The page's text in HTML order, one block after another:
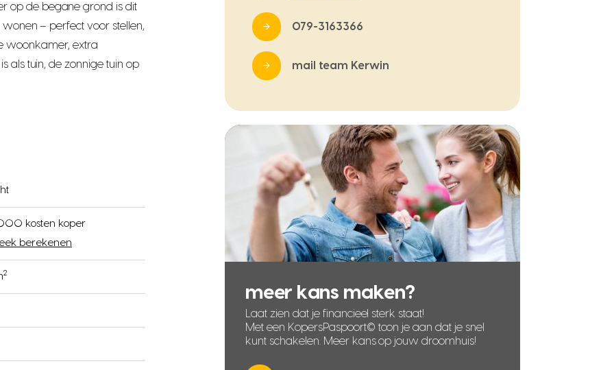
op de begane grond is dit
– perfect voor stellen,
woonkamer, extra
als tuin, de zonnige tuin op
kosten koper
berekenen
2
079-3163366
mail team Kerwin
meer kans maken?
Laat zien dat je financieel sterk staat!
Met een KopersPaspoort© toon je aan dat je snel
kunt schakelen. Meer kans op jouw droomhuis!